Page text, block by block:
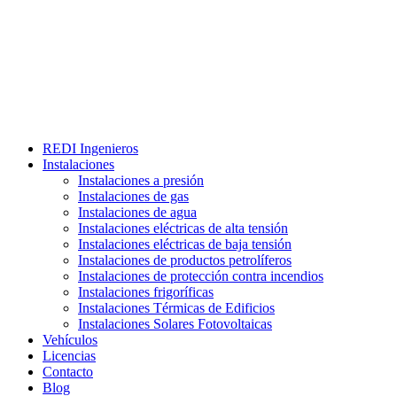
REDI Ingenieros
Instalaciones
Instalaciones a presión
Instalaciones de gas
Instalaciones de agua
Instalaciones eléctricas de alta tensión
Instalaciones eléctricas de baja tensión
Instalaciones de productos petrolíferos
Instalaciones de protección contra incendios
Instalaciones frigoríficas
Instalaciones Térmicas de Edificios
Instalaciones Solares Fotovoltaicas
Vehículos
Licencias
Contacto
Blog